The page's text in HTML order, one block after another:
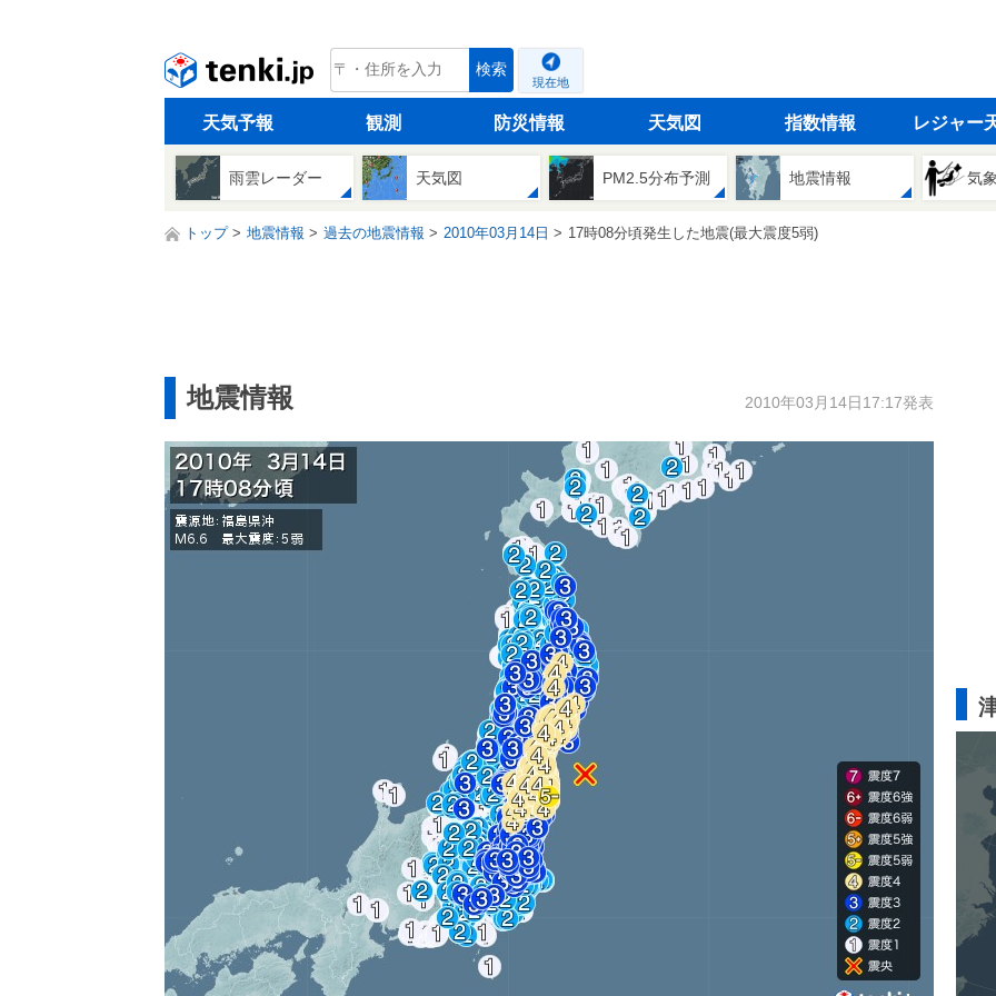
tenki.jp 検索
現在地
天気予報 観測 防災情報 天気図 指数情報 レジャー
雨雲レーダー 天気図 PM2.5分布予測 地震情報 気
トップ 地震情報 過去の地震情報 2010年03月14日 17時08分頃発生した地震(最大震度5弱)
地震情報 2010年03月14日17:17発表